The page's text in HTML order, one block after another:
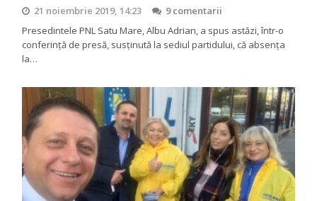
21 noiembrie 2019, 14:23
9 comentarii
Presedintele PNL Satu Mare, Albu Adrian, a spus astăzi, într-o
conferință de presă, susținută la sediul partidului, că absența
la…